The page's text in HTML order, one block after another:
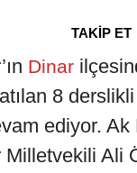
TAKİP ET
Dinar
8
ediyor. Ak
Ali